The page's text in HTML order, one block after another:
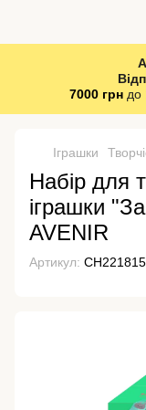
7000 грндо
Іграшки
Набір для
іграшки
AVENIR
Артикул: CH221815